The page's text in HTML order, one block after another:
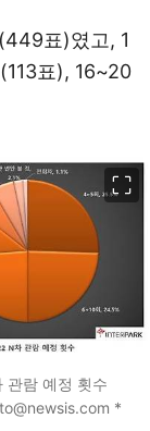
표)였고, 1
표), 16~20
관람 예정 횟수
*